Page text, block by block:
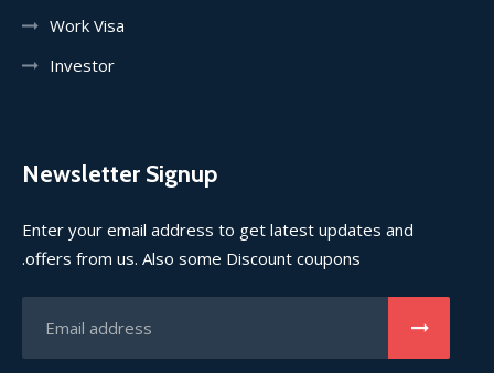
Work Visa
Investor
Newsletter Signup
Enter your email address to get latest updates and
offers from us. Also some Discount coupons.